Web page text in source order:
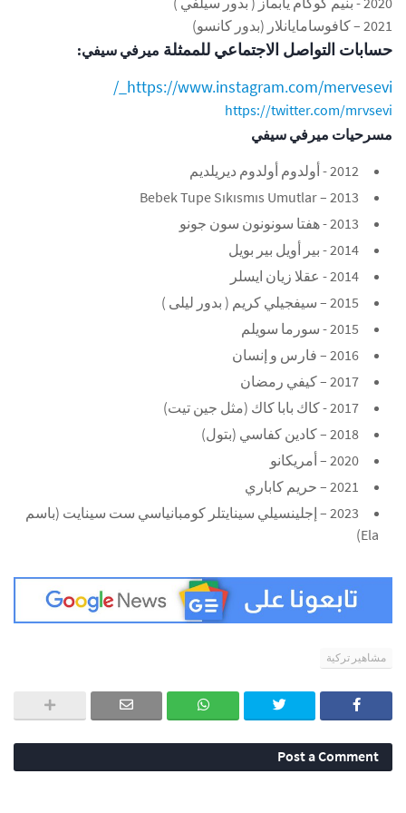
2021 – كافوسامايانلار (بدور كانسو)
حسابات التواصل الاجتماعي للممثلة ميرفي سيفي:
https://www.instagram.com/mervesevi_/
https://twitter.com/mrvsevi
مسرحيات ميرفي سيفي
2012 - أولدوم أولدوم ديريلديم
2013 – Bebek Tupe Sıkısmıs Umutlar
2013 - هفتا سونونون سون جونو
2014 - بير أويل بير بويل
2014 - عقلا زيان ايسلر
2015 – سيفجيلي كريم ( بدور ليلى )
2015 - سورما سويلم
2016 – فارس و إنسان
2017 – كيفي رمضان
2017 - كاك بابا كاك (مثل جين تيت)
2018 – كادين كفاسي (بتول)
2020 – أمريكانو
2021 – حريم كاباري
2023 – إجلينسيلي سينايتلر كومبانياسي ست سينايت (باسم
Ela)
مشاهير تركية
Post a Comment